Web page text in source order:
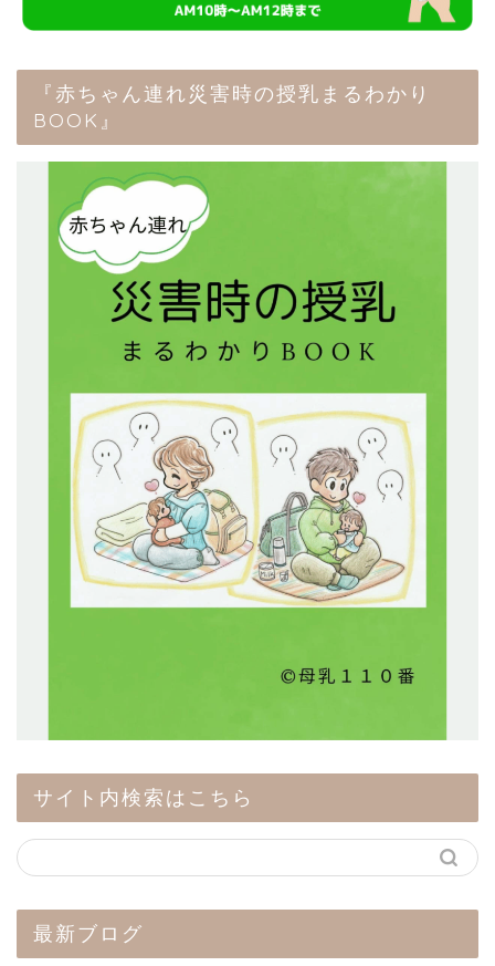
『赤ちゃん連れ災害時の授乳まるわかり
BOOK』
サイト内検索はこちら
最新ブログ